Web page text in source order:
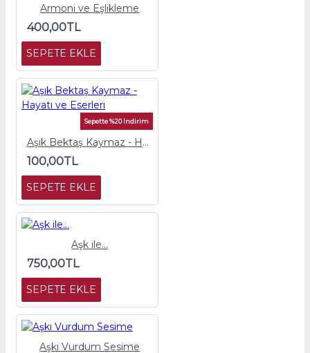
Armoni ve Eşlikleme
400,00TL
SEPETE EKLE
Sepette %20 İndirim
Aşık Bektaş Kaymaz - Hayatı ve Eserleri
100,00TL
SEPETE EKLE
Aşk ile...
750,00TL
SEPETE EKLE
Aşkı Vurdum Sesime